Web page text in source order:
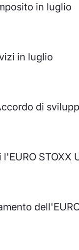
in luglio
in luglio
di
STOXX